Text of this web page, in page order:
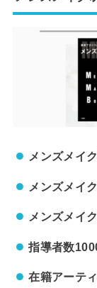
メンズメイ
メンズメイ
メンズメイ
指導者数
在籍アーテ